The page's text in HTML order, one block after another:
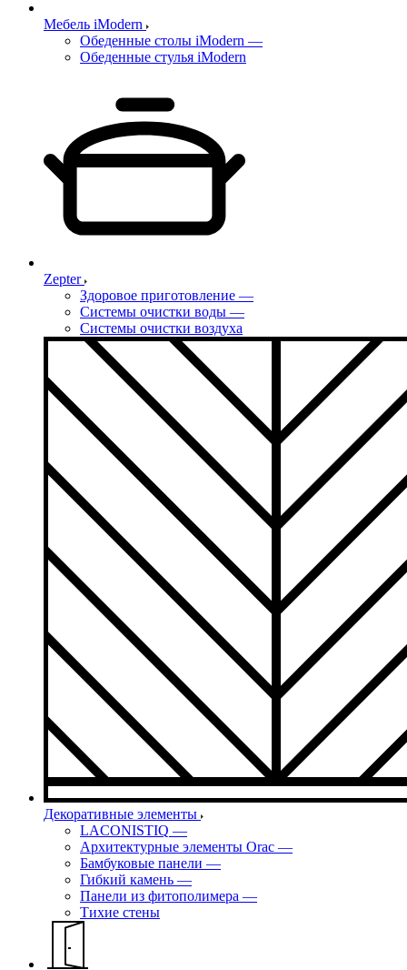
Мебель iModern
Обеденные столы iModern —
Обеденные стулья iModern
Zepter
Здоровое приготовление —
Системы очистки воды —
Системы очистки воздуха
Декоративные элементы
LACONISTIQ —
Архитектурные элементы Orac —
Бамбуковые панели —
Гибкий камень —
Панели из фитополимера —
Тихие стены